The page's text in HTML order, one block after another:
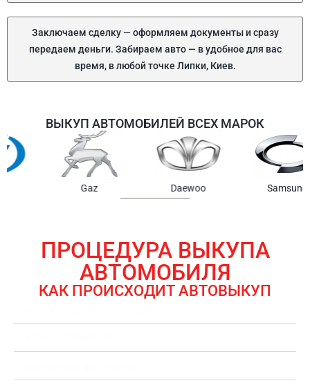
Заключаем сделку — оформляем документы и сразу
передаем деньги. Забираем авто — в удобное для вас
время, в любой точке Липки, Киев.
ВЫКУП АВТОМОБИЛЕЙ ВСЕХ МАРОК
Chrysler
ПРОЦЕДУРА ВЫКУПА
АВТОМОБИЛЯ
КАК ПРОИСХОДИТ АВТОВЫКУП